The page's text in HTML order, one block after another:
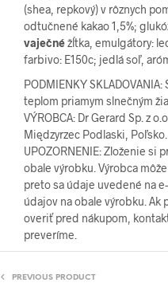
(shea, repkový) v rôznych
odtučnené kakao 1,5%;
vaječnéžĺtka, emulgátory:
farbivo: E150c; jedlá soľ,
PODMIENKY
teplom priamym slnečným
VÝROBCA: Dr Gerard Sp. z
Międzyrzec Podlaski, Poľsko.
UPOZORNENIE: Zloženie si
obale výrobku. Výrobca
preto sa údaje uvedené na
údajov na obale výrobku.
overiť pred nákupom,
preveríme.
PREVIOUS PRODUCT